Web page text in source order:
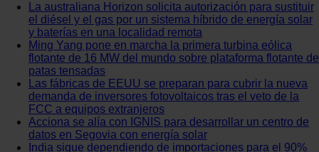
La australiana Horizon solicita autorización para sustituir
el diésel y el gas por un sistema híbrido de energía solar
y baterías en una localidad remota
Ming Yang pone en marcha la primera turbina eólica
flotante de 16 MW del mundo sobre plataforma flotante de
patas tensadas
Las fábricas de EEUU se preparan para cubrir la nueva
demanda de inversores fotovoltaicos tras el veto de la
FCC a equipos extranjeros
Acciona se alía con IGNIS para desarrollar un centro de
datos en Segovia con energía solar
India sigue dependiendo de importaciones para el 90%